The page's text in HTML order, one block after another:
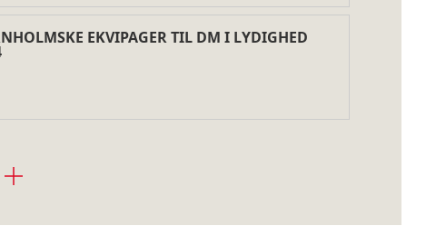
EKVIPAGER TIL DM I LYDIGHED